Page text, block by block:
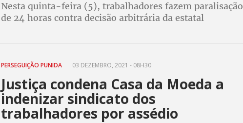
Nesta quinta-feira (5), trabalhadores fazem paralisação
de 24 horas contra decisão arbitrária da estatal
PERSEGUIÇÃO PUNIDA 03 DEZEMBRO, 2021 - 08H30
Justiça condena Casa da Moeda a
indenizar sindicato dos
trabalhadores por assédio